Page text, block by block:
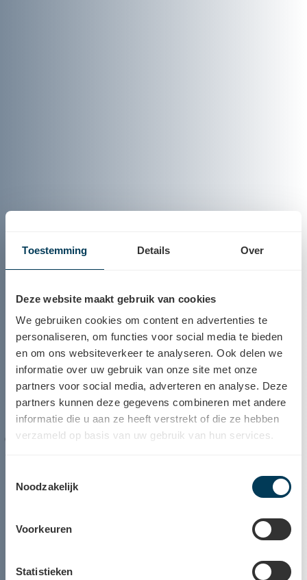
Toestemming Details Over
Deze website maakt gebruik van cookies
We gebruiken cookies om content en advertenties te
personaliseren, om functies voor social media te bieden
en om ons websiteverkeer te analyseren. Ook delen we
informatie over uw gebruik van onze site met onze
partners voor social media, adverteren en analyse. Deze
partners kunnen deze gegevens combineren met andere
informatie die u aan ze heeft verstrekt of die ze hebben
verzameld op basis van uw gebruik van hun services.
Noodzakelijk
Voorkeuren
Statistieken
Test 123